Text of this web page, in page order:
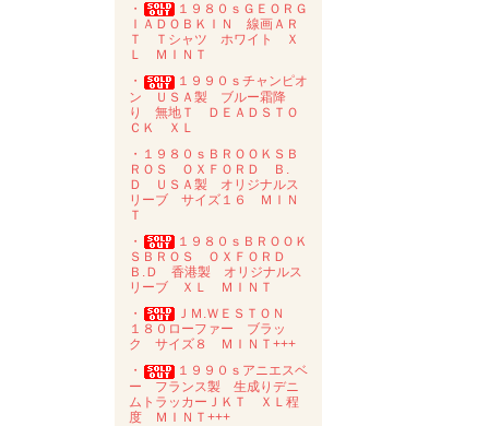
・
１９８０ｓＧＥＯＲＧ
ＩＡＤＯＢＫＩＮ 線画ＡＲ
Ｔ Ｔシャツ ホワイト Ｘ
Ｌ ＭＩＮＴ
・
１９９０ｓチャンピオ
ン ＵＳＡ製 ブルー霜降
り 無地Ｔ ＤＥＡＤＳＴＯ
ＣＫ ＸＬ
・１９８０ｓＢＲＯＯＫＳＢ
ＲＯＳ ＯＸＦＯＲＤ Ｂ.
Ｄ ＵＳＡ製 オリジナルス
リーブ サイズ１６ ＭＩＮ
Ｔ
・
１９８０ｓＢＲＯＯＫ
ＳＢＲＯＳ ＯＸＦＯＲＤ
Ｂ.Ｄ 香港製 オリジナルス
リーブ ＸＬ ＭＩＮＴ
・
ＪＭ.ＷＥＳＴＯＮ
１８０ローファー ブラッ
ク サイズ８ ＭＩＮＴ+++
・
１９９０ｓアニエスベ
ー フランス製 生成りデニ
ムトラッカーＪＫＴ ＸＬ程
度 ＭＩＮＴ+++